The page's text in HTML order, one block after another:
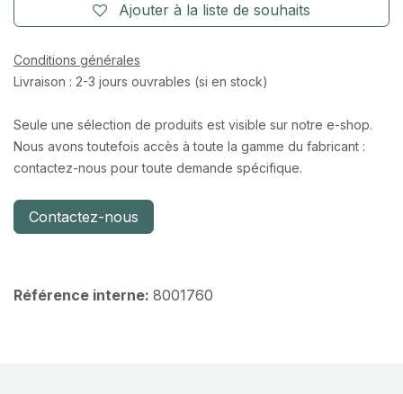
Ajouter à la liste de souhaits
Conditions générales
Livraison : 2-3 jours ouvrables (si en stock)
Seule une sélection de produits est visible sur notre e-shop.
Nous avons toutefois accès à toute la gamme du fabricant :
contactez-nous pour toute demande spécifique.
Contactez-nous
Référence interne: 8001760